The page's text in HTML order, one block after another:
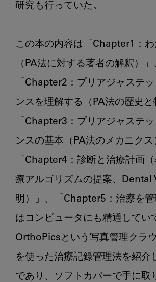
研究も行っていた。
この本の内容は「Chapter1：
（PA法に対する著者の解釈）」
「Chapter2：プリアジャステ
ンスを理解する（PA法の歴史と
「Chapter3：プリアジャステ
ンスの基本（PA法のメカニクス
「Chapter4：診断と治療計画
療アルゴリズムの提案、Dental
明）」、「Chapter5：治療を
はコンピュータにも精通してい
OrthoPicsという写真管理クラ
を使った治療記録管理法を紹介
であり、ソフトカバーで手に取